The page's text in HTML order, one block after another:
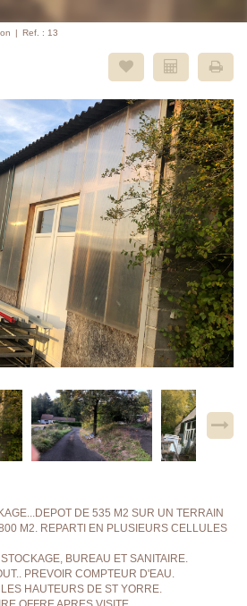
Ref. : 13
DE 535 M2 SUR UN TERRAIN
M2. REPARTI EN PLUSIEURS CELLULES
BUREAU ET SANITAIRE.
PREVOIR COMPTEUR D'EAU.
HAUTEURS DE ST YORRE.